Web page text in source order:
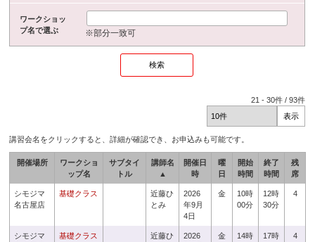
ワークショッ
プ名で選ぶ
※部分一致可
21 -30件 /93件
講習会名をクリックすると、詳細が確認でき、お申込みも可能です。
開催場所
ワークショ
ップ名
サブタイ
トル
講師名
▲
開催日
時
曜
日
開始
時間
終了
時間
残
席
シモジマ
名古屋店
基礎クラス
近藤ひ
とみ
2026
年9月
4日
金
10時
00分
12時
30分
4
シモジマ
基礎クラス
近藤ひ
2026
金
14時
17時
4